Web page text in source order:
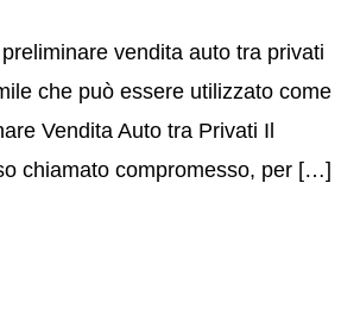
vendita auto tra privati
che può essere utilizzato come
Vendita Auto tra Privati Il
chiamato compromesso, per […]